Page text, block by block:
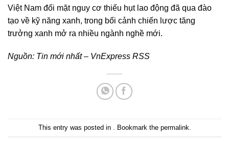
Việt Nam đối mặt nguy cơ thiếu hụt lao động đã qua đào
tạo về kỹ năng xanh, trong bối cảnh chiến lược tăng
trưởng xanh mở ra nhiều ngành nghề mới.
Nguồn: Tin mới nhất – VnExpress RSS
This entry was posted in . Bookmark the permalink